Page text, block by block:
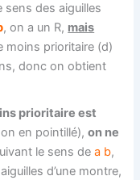
des aiguilles
, on a un R, mais
moins prioritaire (d)
donc on obtient
prioritaire est
en pointillé),on ne
le sens dea b,
d’une montre,